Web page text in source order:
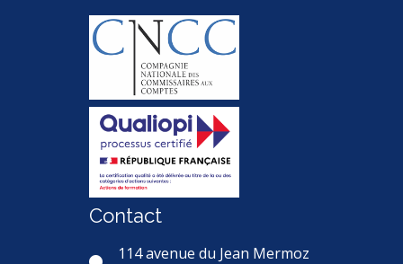
Contact
114 avenue du Jean Mermoz